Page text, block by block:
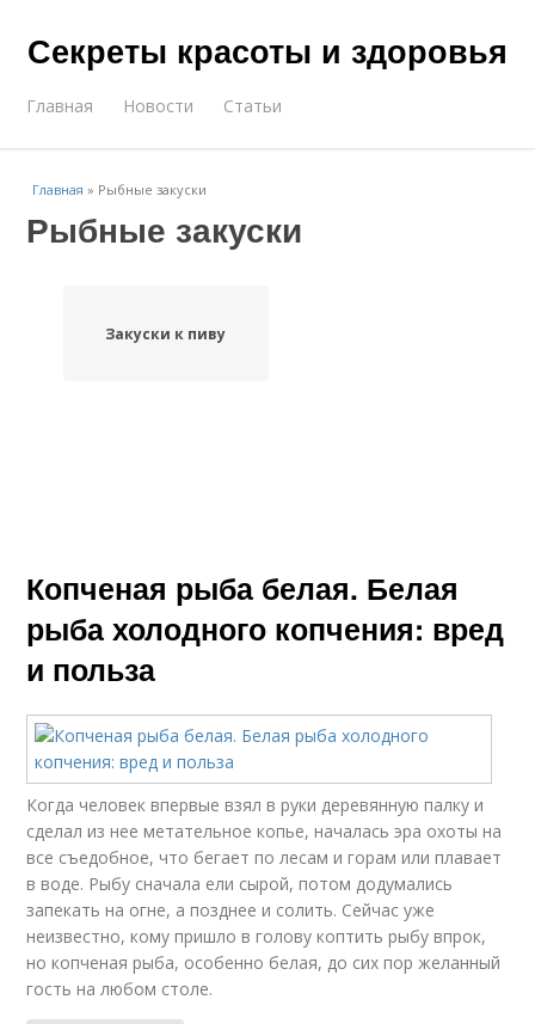
Секреты красоты и здоровья
Главная Новости Статьи
Главная » Рыбные закуски
Рыбные закуски
Закуски к пиву
Копченая рыба белая. Белая
рыба холодного копчения: вред
и польза
Когда человек впервые взял в руки деревянную палку и
сделал из нее метательное копье, началась эра охоты на
все съедобное, что бегает по лесам и горам или плавает
в воде. Рыбу сначала ели сырой, потом додумались
запекать на огне, а позднее и солить. Сейчас уже
неизвестно, кому пришло в голову коптить рыбу впрок,
но копченая рыба, особенно белая, до сих пор желанный
гость на любом столе.